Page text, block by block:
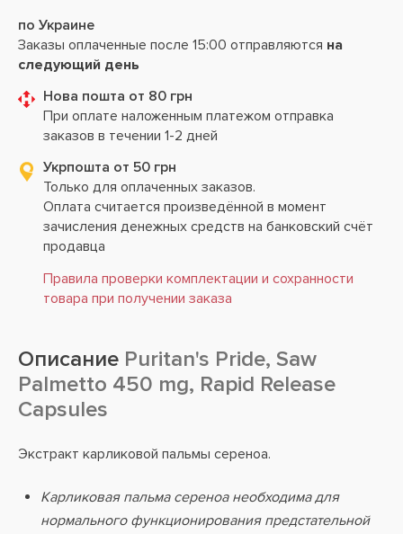
по Украине
Заказы оплаченные после 15:00 отправляются на
следующий день
Нова пошта от 80 грн
При оплате наложенным платежом отправка
заказов в течении 1-2 дней
Укрпошта от 50 грн
Только для оплаченных заказов.
Оплата считается произведённой в момент
зачисления денежных средств на банковский счёт
продавца
Правила проверки комплектации и сохранности
товара при получении заказа
Описание Puritan's Pride, Saw
Palmetto 450 mg, Rapid Release
Capsules
Экстракт карликовой пальмы сереноа.
Карликовая пальма сереноа необходима для
нормального функционирования предстательной